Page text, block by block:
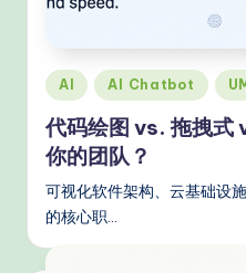
C
hi
n
e
s
e
Posted
in
AI AI Chatbot
代码绘图 vs. 拖拽式
你的团队？
可视化软件架构、云基础设
的核心职…